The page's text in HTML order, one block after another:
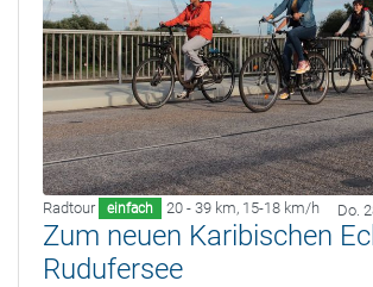
Radtour einfach 20 - 39 km, 15-18 km/h Do.
Zum neuen Karibischen
Rudufersee